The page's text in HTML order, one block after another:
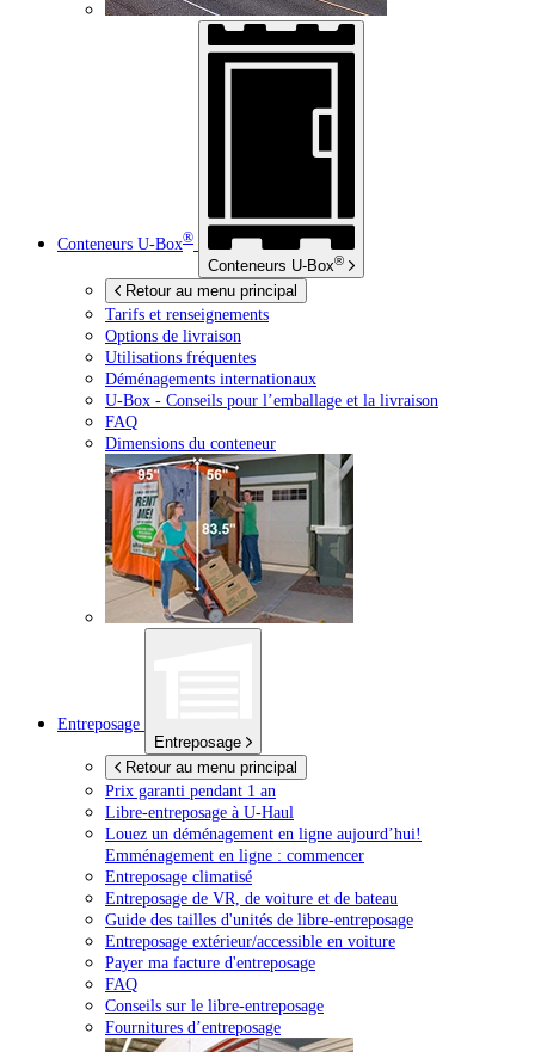
Conteneurs U-Box®
Conteneurs U-Box®
Retour au menu principal
Tarifs et renseignements
Options de livraison
Utilisations fréquentes
Déménagements internationaux
U-Box - Conseils pour l’emballage et la livraison
FAQ
Dimensions du conteneur
Entreposage
Entreposage
Retour au menu principal
Prix garanti pendant 1 an
Libre-entreposage à U-Haul
Louez un déménagement en ligne aujourd’hui!
Emménagement en ligne : commencer
Entreposage climatisé
Entreposage de VR, de voiture et de bateau
Guide des tailles d'unités de libre-entreposage
Entreposage extérieur/accessible en voiture
Payer ma facture d'entreposage
FAQ
Conseils sur le libre-entreposage
Fournitures d’entreposage